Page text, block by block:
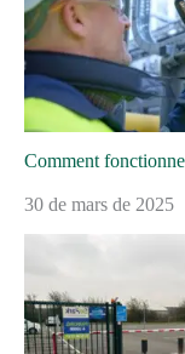
Comment
30 de mars de 2025